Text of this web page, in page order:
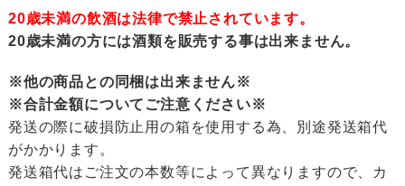
20歳未満の飲酒は法律で禁止されています。
20歳未満の方には酒類を販売する事は出来ません。
※他の商品との同梱は出来ません※
※合計金額についてご注意ください※
発送の際に破損防止用の箱を使用する為、別途発送箱代
がかかります。
発送箱代はご注文の本数等によって異なりますので、カ